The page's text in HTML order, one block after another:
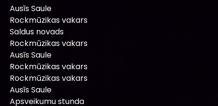
Ausīs Saule
Rockmūzikas vakars
Saldus novads
Rockmūzikas vakars
Ausīs Saule
Rockmūzikas vakars
Rockmūzikas vakars
Ausīs Saule
Apsveikumu stunda